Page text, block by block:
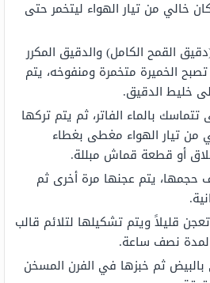
خالي من تيار الهواء ليتخمر حتى
القمح الكامل) والدقيق المكرر
الخميرة متخمرة ومنفوخه، يتم
خليط الدقيق.
بالماء الفاتر، ثم يتم تركها
من تيار الهواء مغطى بغطاء
أو قطعة قماش مبللة.
حجمها، يتم عجنها مرة أخرى ثم
قليلاً ويتم تشكيلها لتلائم قالب
لمدة نصف ساعة.
ثم خبزها في الفرن المسخن